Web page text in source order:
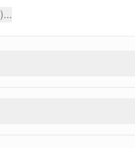
)...